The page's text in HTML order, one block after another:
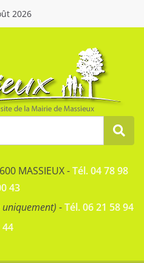
2026
MASSIEUX -Tél. 04 78 98
43
uniquement) -Tél. 06 21 58 94
44